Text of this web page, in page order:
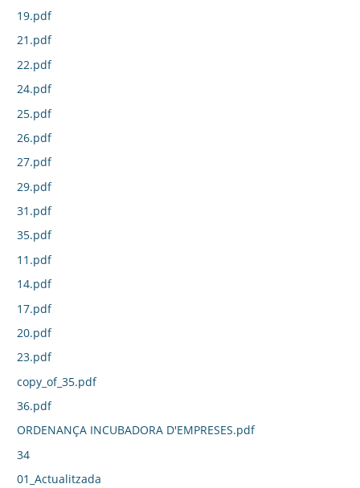
19.pdf
21.pdf
22.pdf
24.pdf
25.pdf
26.pdf
27.pdf
29.pdf
31.pdf
35.pdf
11.pdf
14.pdf
17.pdf
20.pdf
23.pdf
copy_of_35.pdf
36.pdf
ORDENANÇA INCUBADORA D'EMPRESES.pdf
34
01_Actualitzada